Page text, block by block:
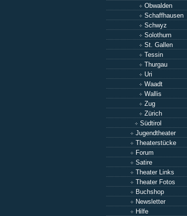
Obwalden
Schaffhausen
Schwyz
Solothurn
St. Gallen
Tessin
Thurgau
Uri
Waadt
Wallis
Zug
Zürich
Südtirol
Jugendtheater
Theaterstücke
Forum
Satire
Theater Links
Theater Fotos
Buchshop
Newsletter
Hilfe